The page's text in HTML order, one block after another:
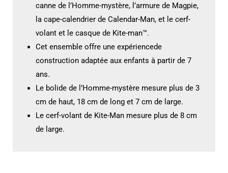
canne de l’Homme-mystère, l’armure de Magpie,
la cape-calendrier de Calendar-Man, et le cerf-
volant et le casque de Kite-man™.
Cet ensemble offre une expériencede
construction adaptée aux enfants à partir de 7
ans.
Le bolide de l’Homme-mystère mesure plus de 3
cm de haut, 18 cm de long et 7 cm de large.
Le cerf-volant de Kite-Man mesure plus de 8 cm
de large.